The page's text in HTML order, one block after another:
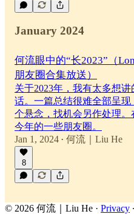
January 2024
何流眼中的“长2023”（
朋友圈合集放送）
关于2023年，我有太多想
话。一篇总结很难全部呈现
个悬念，找机会另作处理
今年的一些朋友圈。
Jan 1, 2024 • 何流｜Liu He
8
© 2026 何流｜Liu He · Privacy ∙